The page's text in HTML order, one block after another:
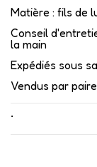
Matière : fils de
Conseil
la main
Expédiés sous
Vendus par
•